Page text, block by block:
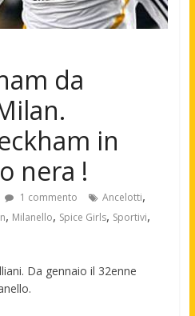
da
in
nera !
1 commento Ancelotti,
, Milanello, Spice Girls, Sportivi,
Da gennaio il 32enne